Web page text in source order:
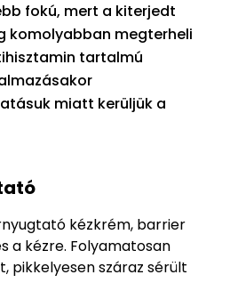
fokú, mert a kiterjedt
komolyabban megterheli
tartalmú
miatt kerüljük a
kézkrém, barrier
a kézre. Folyamatosan
pikkelyesen száraz sérült